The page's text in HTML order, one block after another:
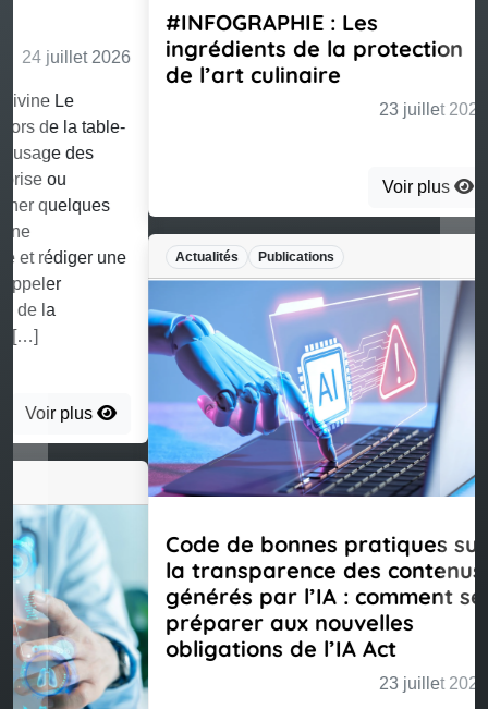
#INFOGRAPHIE : Les
ingrédients de la protection
de l’art culinaire
23 juillet 2026
Actualités Publications
Code de bonnes pratiques sur
la transparence des contenus
générés par l’IA : comment se
préparer aux nouvelles
obligations de l’IA Act
23 juillet 2026